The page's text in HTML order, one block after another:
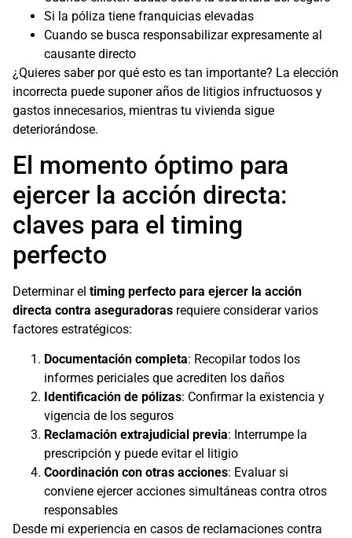
Si la póliza tiene franquicias elevadas
Cuando se busca responsabilizar expresamente al
causante directo
¿Quieres saber por qué esto es tan importante? La elección
incorrecta puede suponer años de litigios infructuosos y
gastos innecesarios, mientras tu vivienda sigue
deteriorándose.
El momento óptimo para
ejercer la acción directa:
claves para el timing
perfecto
Determinar el timing perfecto para ejercer la acción
directa contra aseguradoras requiere considerar varios
factores estratégicos:
Documentación completa: Recopilar todos los
informes periciales que acrediten los daños
Identificación de pólizas: Confirmar la existencia y
vigencia de los seguros
Reclamación extrajudicial previa: Interrumpe la
prescripción y puede evitar el litigio
Coordinación con otras acciones: Evaluar si
conviene ejercer acciones simultáneas contra otros
responsables
Desde mi experiencia en casos de reclamaciones contra